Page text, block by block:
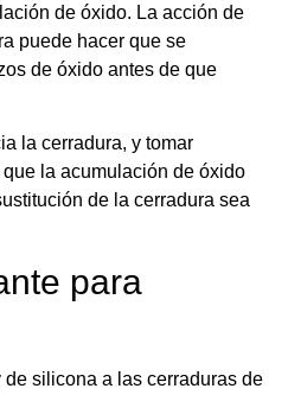
de óxido. La acción de
puede hacer que se
de óxido antes de que
la cerradura, y tomar
la acumulación de óxido
de la cerradura sea
para
silicona a las cerraduras de